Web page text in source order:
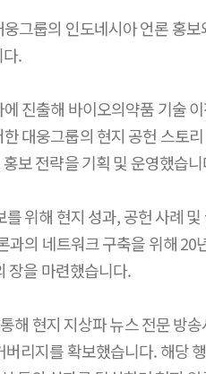
그룹의 인도네시아 언론 홍
.
진출해 바이오의약품 기술
대웅그룹의 현지 공헌 스토
보 전략을 기획 및 운영했습
위해 현지 성과, 공헌 사례
과의 네트워크 구축을 위해
장을 마련했습니다.
해 현지 지상파 뉴스 전문 방
리지를 확보했습니다. 해당